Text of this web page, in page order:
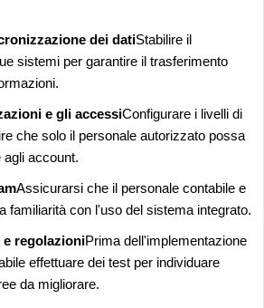
dei datiStabilire il
sistemi per garantire il trasferimento
e gli accessiConfigurare i livelli di
che solo il personale autorizzato possa
agli account.
Assicurarsi che il personale contabile e
familiarità con l'uso del sistema integrato.
e regolazioniPrima dell'implementazione
effettuare dei test per individuare
da migliorare.